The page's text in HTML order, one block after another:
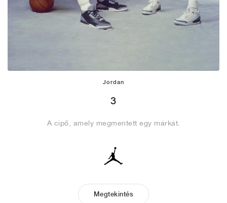
Jordan
3
A cipő, amely megmentett egy márkát.
Megtekintés